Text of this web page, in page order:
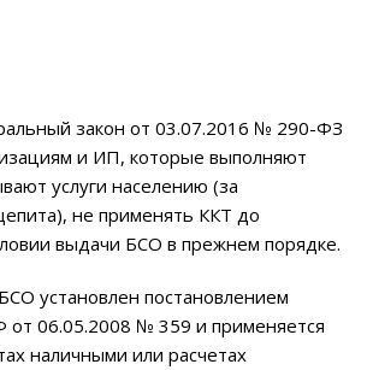
закон от 03.07.2016 № 290-ФЗ
и ИП, которые выполняют
услуги населению (за
не применять ККТ до
выдачи БСО в прежнем порядке.
установлен постановлением
от 06.05.2008 № 359 и применяется
наличными или расчетах